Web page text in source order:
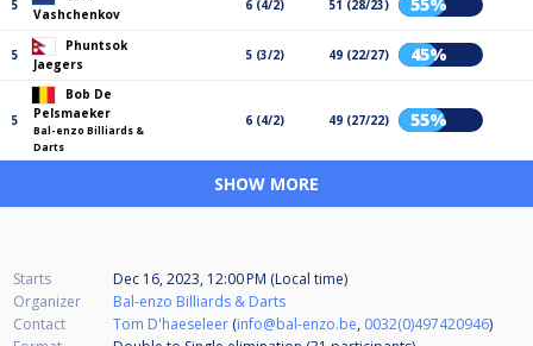
5
Vashchenkov
6 (4/2) 51 (28/23) 55%
5
Phuntsok
Jaegers
5 (3/2) 49 (22/27) 45%
5
Bob De
Pelsmaeker
Bal-enzo Billiards &
Darts
6 (4/2) 49 (27/22) 55%
SHOW MORE
Starts
Dec 16, 2023, 12:00 PM (Local time)
Organizer
Bal-enzo Billiards & Darts
Contact
Tom D'haeseleer (info@bal-enzo.be, 0032(0)497420946)